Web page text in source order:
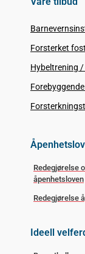
Forsterket
Hybeltrening
Redegjørelse
åpenhetsloven
Redegjørelse
Ideell